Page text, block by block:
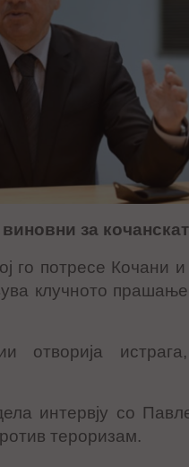
за
го потресе Кочани и
клучното
отворија
интервју со
тероризам.